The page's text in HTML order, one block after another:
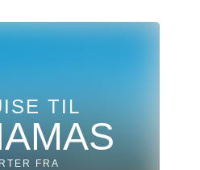
TIL
FRA